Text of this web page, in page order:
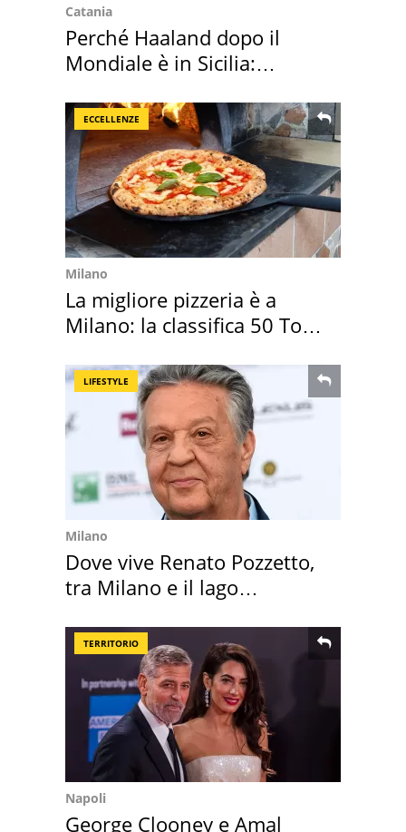
Catania
Perché Haaland dopo il
Mondiale è in Sicilia:
ECCELLENZE
Milano
La migliore pizzeria è a
Milano: la classifica 50 Top
LIFESTYLE
Milano
Dove vive Renato Pozzetto,
tra Milano e il lago
TERRITORIO
Napoli
George Clooney e Amal